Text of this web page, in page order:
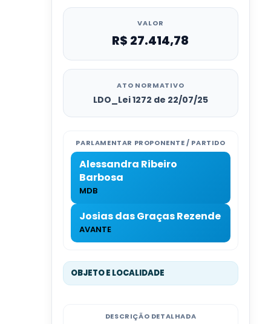
VALOR
R$ 27.414,78
ATO NORMATIVO
LDO_Lei 1272 de 22/07/25
PARLAMENTAR PROPONENTE / PARTIDO
Alessandra Ribeiro
Barbosa
MDB
Josias das Graças Rezende
AVANTE
OBJETO E LOCALIDADE
DESCRIÇÃO DETALHADA